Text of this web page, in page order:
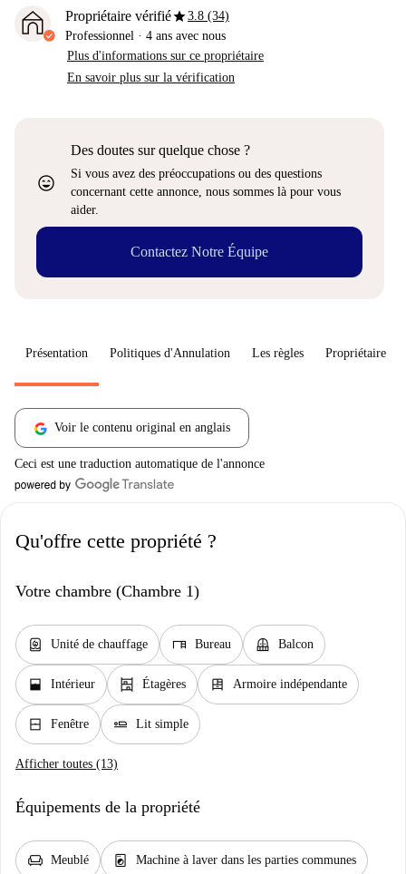
Propriétaire vérifiéstar3.8 (34)
Professionnel · 4 ans avec nous
Plus d'informations sur ce propriétaire
En savoir plus sur la vérification
sentiment_very_satisfied
Des doutes sur quelque chose ?
Si vous avez des préoccupations ou des questions
concernant cette annonce, nous sommes là pour vous
aider.
Contactez Notre Équipe
Présentation Politiques d'Annulation Les règles Propriétaire
Voir le contenu original en anglais
Ceci est une traduction automatique de l'annonce
Qu'offre cette propriété ?
Votre chambre (Chambre 1)
water_heater Unité de chauffage desk Bureau balcony Balcon
window_open Intérieur shelves Étagères dresser Armoire indépendante
window_closed Fenêtre airline_seat_flat Lit simple
Afficher toutes (13)
Équipements de la propriété
chair Meublé local_laundry_service Machine à laver dans les parties communes